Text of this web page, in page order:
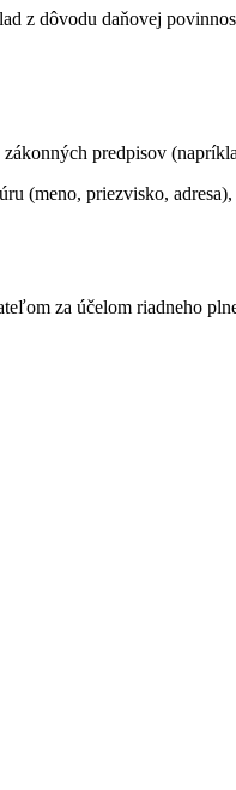
z dôvodu daňovej
predpisov
(meno, priezvisko,
za účelom riadneho